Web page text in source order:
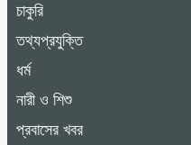
চাকুরি
তথ্যপ্রযুক্তি
ধর্ম
নারী ও শিশু
প্রবাসের খবর